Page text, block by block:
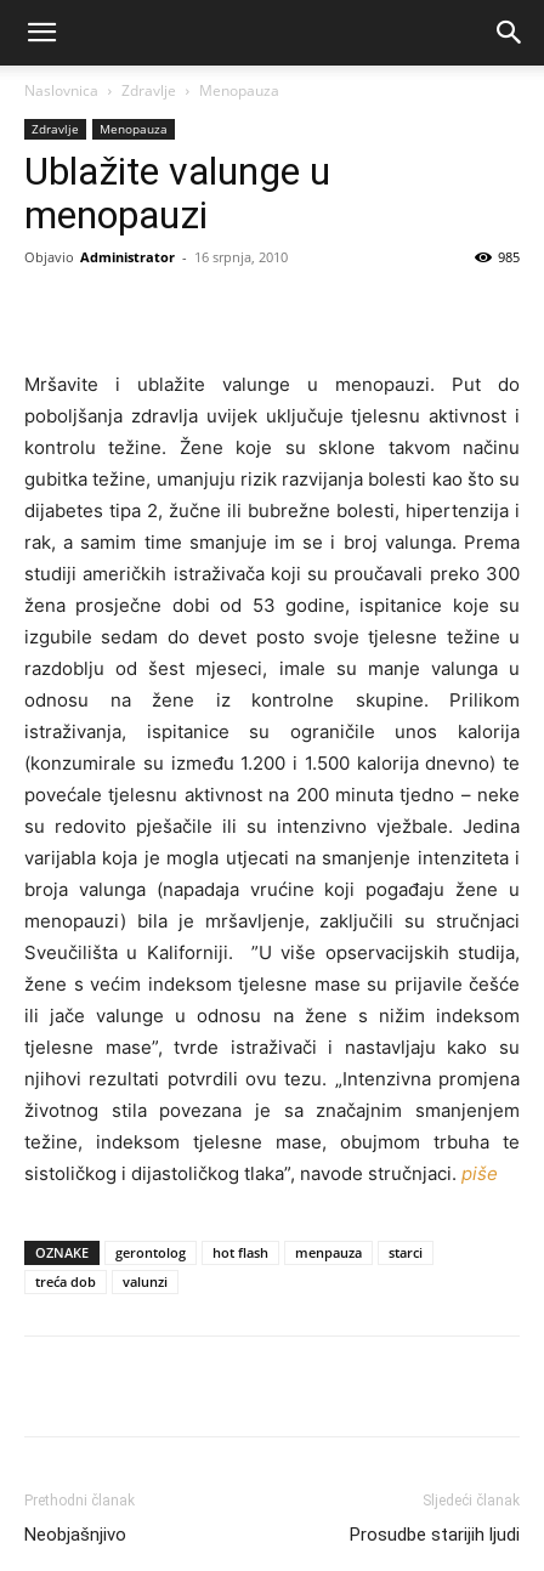
Naslovnica Zdravlje Menopauza
Zdravlje Menopauza
Ublažite valunge u
menopauzi
Objavio Administrator - 16 srpnja, 2010 985
Mršavite i ublažite valunge u menopauzi. Put do
poboljšanja zdravlja uvijek uključuje tjelesnu aktivnost i
kontrolu težine. Žene koje su sklone takvom načinu
gubitka težine, umanjuju rizik razvijanja bolesti kao što su
dijabetes tipa 2, žučne ili bubrežne bolesti, hipertenzija i
rak, a samim time smanjuje im se i broj valunga. Prema
studiji američkih istraživača koji su proučavali preko 300
žena prosječne dobi od 53 godine, ispitanice koje su
izgubile sedam do devet posto svoje tjelesne težine u
razdoblju od šest mjeseci, imale su manje valunga u
odnosu na žene iz kontrolne skupine. Prilikom
istraživanja, ispitanice su ograničile unos kalorija
(konzumirale su između 1.200 i 1.500 kalorija dnevno) te
povećale tjelesnu aktivnost na 200 minuta tjedno – neke
su redovito pješačile ili su intenzivno vježbale. Jedina
varijabla koja je mogla utjecati na smanjenje intenziteta i
broja valunga (napadaja vrućine koji pogađaju žene u
menopauzi) bila je mršavljenje, zaključili su stručnjaci
Sveučilišta u Kaliforniji. ”U više opservacijskih studija,
žene s većim indeksom tjelesne mase su prijavile češće
ili jače valunge u odnosu na žene s nižim indeksom
tjelesne mase”, tvrde istraživači i nastavljaju kako su
njihovi rezultati potvrdili ovu tezu. „Intenzivna promjena
životnog stila povezana je sa značajnim smanjenjem
težine, indeksom tjelesne mase, obujmom trbuha te
sistoličkog i dijastoličkog tlaka”, navode stručnjaci. piše
OZNAKE gerontolog hot flash menpauza
starci
treća dob
valunzi
Prethodni članak
Neobjašnjivo
Sljedeći članak
Prosudbe starijih ljudi